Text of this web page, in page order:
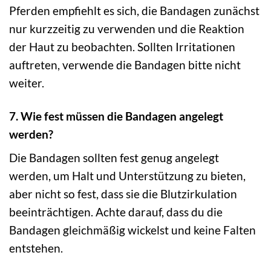
Pferden empfiehlt es sich, die Bandagen zunächst
nur kurzzeitig zu verwenden und die Reaktion
der Haut zu beobachten. Sollten Irritationen
auftreten, verwende die Bandagen bitte nicht
weiter.
7. Wie fest müssen die Bandagen angelegt
werden?
Die Bandagen sollten fest genug angelegt
werden, um Halt und Unterstützung zu bieten,
aber nicht so fest, dass sie die Blutzirkulation
beeinträchtigen. Achte darauf, dass du die
Bandagen gleichmäßig wickelst und keine Falten
entstehen.